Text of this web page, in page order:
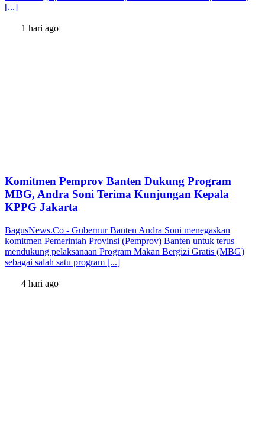
[...]
1 hari ago
Komitmen Pemprov Banten Dukung Program
MBG, Andra Soni Terima Kunjungan Kepala
KPPG Jakarta
BagusNews.Co - Gubernur Banten Andra Soni menegaskan
komitmen Pemerintah Provinsi (Pemprov) Banten untuk terus
mendukung pelaksanaan Program Makan Bergizi Gratis (MBG)
sebagai salah satu program [...]
4 hari ago